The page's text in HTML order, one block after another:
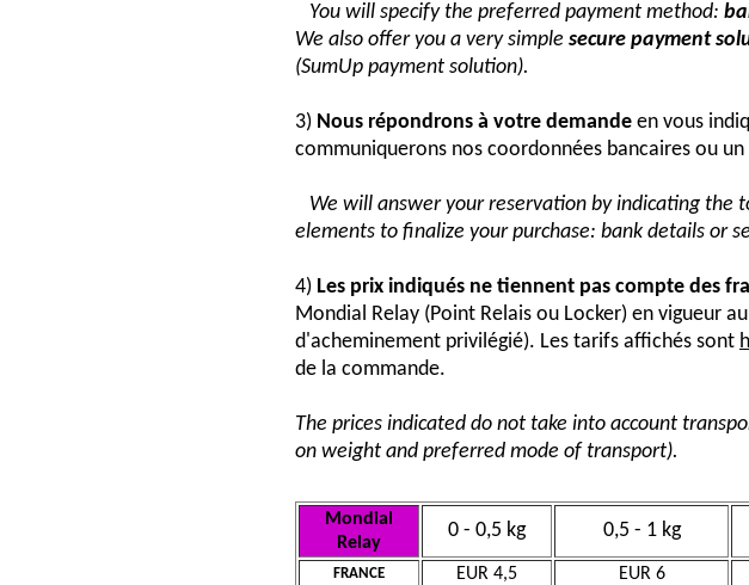
You will specify the preferred payment method:
We also offer you a very simple secure payment
(SumUp payment solution).
3) Nous répondrons à votre demande en vous
communiquerons nos coordonnées bancaires ou
We will answer your reservation by indicating
elements to finalize your purchase: bank details or
4) Les prix indiqués ne tiennent pas compte des
Mondial Relay (Point Relais ou Locker) en vigueur
d'acheminement privilégié). Les tarifs affichés sont
de la commande.
The prices indicated do not take into account
on weight and preferred mode of transport).
Mondial
Relay
0 - 0,5 kg 0,5 - 1 kg
FRANCE EUR 4,5 EUR 6